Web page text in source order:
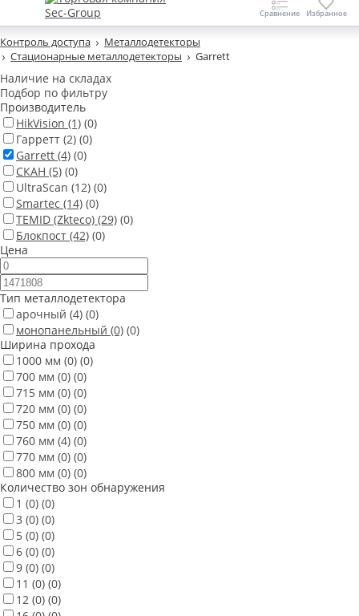
Контроль доступа
Металлодетекторы
Стационарные металлодетекторы
Garrett
Наличие на складах
Подбор по фильтру
Производитель
HikVision (1) (0)
Гарретт (2) (0)
Garrett (4) (0)
СКАН (5) (0)
UltraScan (12) (0)
Smartec (14) (0)
TEMID (Zkteco) (29) (0)
Блокпост (42) (0)
Цена
Тип металлодетектора
арочный (4) (0)
монопанельный (0) (0)
Ширина прохода
1000 мм (0) (0)
700 мм (0) (0)
715 мм (0) (0)
720 мм (0) (0)
750 мм (0) (0)
760 мм (4) (0)
770 мм (0) (0)
800 мм (0) (0)
Количество зон обнаружения
1 (0) (0)
3 (0) (0)
5 (0) (0)
6 (0) (0)
9 (0) (0)
11 (0) (0)
12 (0) (0)